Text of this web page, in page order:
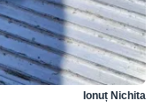
Ionuț Nichita